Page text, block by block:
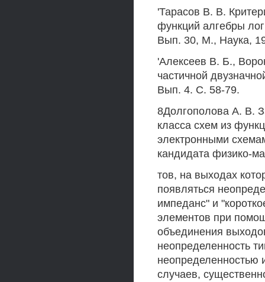
'Тарасов В. В.
функций алгебры
Вып. 30, М., Наука,
'Алексеев В. Б.,
частичной
Вып. 4. С. 58-79.
8Долгополова А. В.
класса схем из
электронными
кандидата физико-
тов, на выходах
появляться
импеданс" и
элементов при
объединения
неопределенность
неопределенностью
случаев,